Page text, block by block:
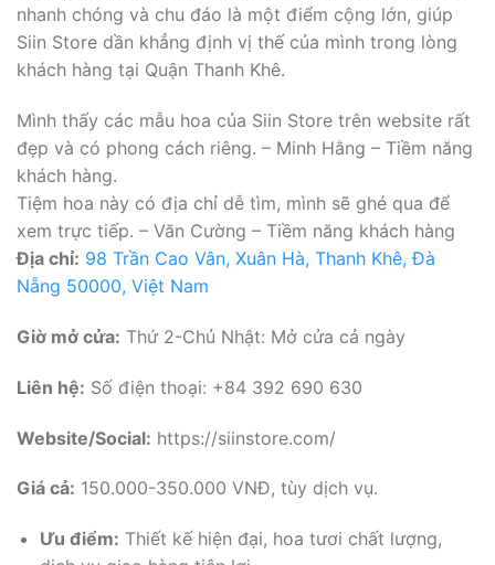
nhanh chóng và chu đáo là một điểm cộng lớn, giúp
Siin Store dần khẳng định vị thế của mình trong lòng
khách hàng tại Quận Thanh Khê.
Mình thấy các mẫu hoa của Siin Store trên website rất
đẹp và có phong cách riêng. – Minh Hằng – Tiềm năng
khách hàng.
Tiệm hoa này có địa chỉ dễ tìm, mình sẽ ghé qua để
xem trực tiếp. – Văn Cường – Tiềm năng khách hàng
Địa chỉ: 98 Trần Cao Vân, Xuân Hà, Thanh Khê, Đà
Nẵng 50000, Việt Nam
Giờ mở cửa: Thứ 2-Chủ Nhật: Mở cửa cả ngày
Liên hệ: Số điện thoại: +84 392 690 630
Website/Social: https://siinstore.com/
Giá cả: 150.000-350.000 VNĐ, tùy dịch vụ.
Ưu điểm: Thiết kế hiện đại, hoa tươi chất lượng,